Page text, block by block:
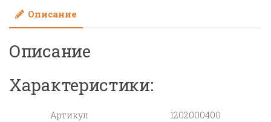
SIRIUS2V
Описание
Описание
Характеристики:
Артикул
1202000400